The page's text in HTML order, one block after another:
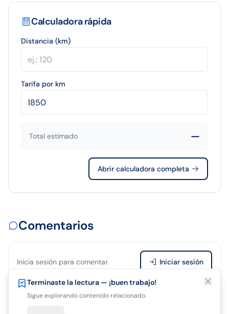
¿Te está gustando el artículo?
Guárdalo para terminar de leer después.
Terminaste la lectura — ¡buen trabajo!
Sigue explorando contenido relacionado.
Calculadora rápida
Distancia (km)
Tarifa por km
Total estimado —
Abrir calculadora completa
Comentarios
Inicia sesión para comentar. Iniciar sesión
Sé el primero en comentar.